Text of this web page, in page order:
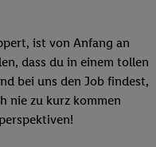
ist von Anfang an
dass du in einem tollen
bei uns den Job findest,
nie zu kurz kommen